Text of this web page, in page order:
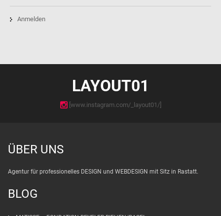
Anmelden
LAYOUT01
[www.instagram.com/_layout01/]
ÜBER UNS
Agentur für professionelles DESIGN und WEBDESIGN mit Sitz in Rastatt.
BLOG